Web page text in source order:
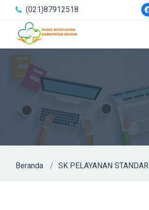
(021)87912518
Beranda SK PELAYANAN STANDAR